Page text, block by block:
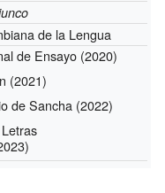
de la Lengua
de Ensayo (2020)
(2021)
de Sancha (2022)